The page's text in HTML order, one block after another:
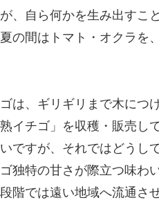
、自ら何かを生み出すこ
の間はトマト・オクラを
は、ギリギリまで木につ
熟イチゴ」を収穫・販売
ですが、それではどうし
独特の甘さが際立つ味わ
階では遠い地域へ流通さ